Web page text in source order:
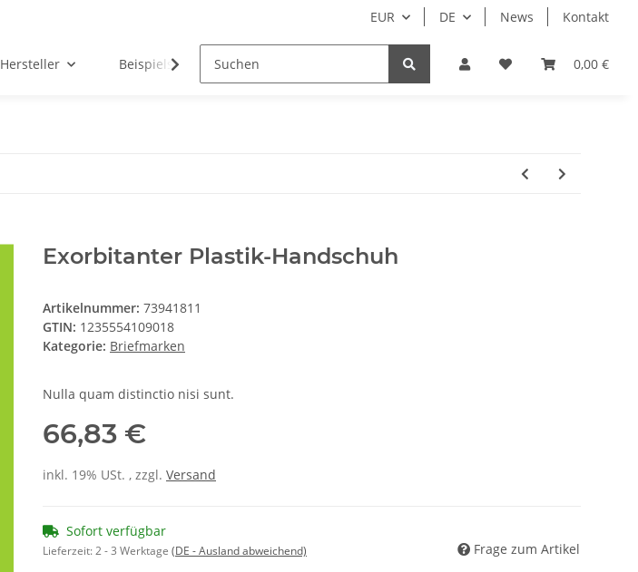
EUR DE News Kontakt
0,00 €
Hersteller Beispielseite Nur Endkunden
Exorbitanter Plastik-Handschuh
Artikelnummer: 73941811
GTIN: 1235554109018
Kategorie: Briefmarken
Nulla quam distinctio nisi sunt.
66,83 €
inkl. 19% USt. , zzgl. Versand
Sofort verfügbar
Lieferzeit:2 - 3 Werktage (DE - Ausland abweichend) Frage zum Artikel